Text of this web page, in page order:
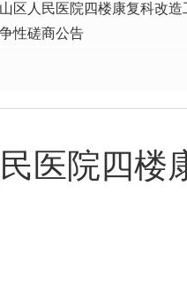
区人民医院四楼康复科改造
性磋商公告
医院四楼